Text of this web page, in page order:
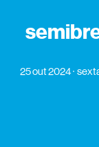
25 out 2024